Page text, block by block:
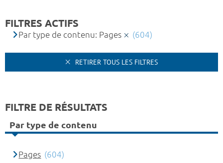
FILTRES ACTIFS
Par type de contenu: Pages (604)
RETIRER TOUS LES FILTRES
FILTRE DE RÉSULTATS
Par type de contenu
Pages (604)